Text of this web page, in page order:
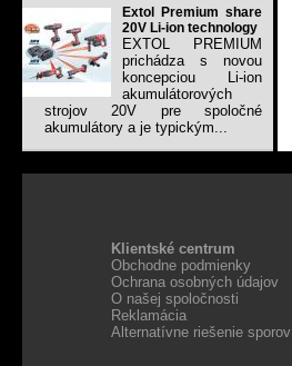
Extol Premium share
20V Li-ion technology
EXTOL PREMIUM
prichádza s novou
koncepciou Li-ion
akumulátorových
strojov 20V pre spoločné
akumulátory a je typickým...
Klientské centrum
Obchodne podmienky
Ochrana osobných údajov
O našej spoločnosti
Reklamácia
Alternatívne riešenie sporov